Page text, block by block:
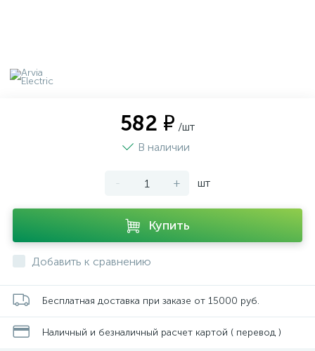
582 ₽ /шт
В наличии
- + шт
Купить
Добавить к сравнению
Бесплатная доставка при заказе от 15000 руб.
Наличный и безналичный расчет картой ( перевод )